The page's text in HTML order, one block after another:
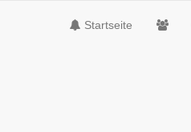
Startseite